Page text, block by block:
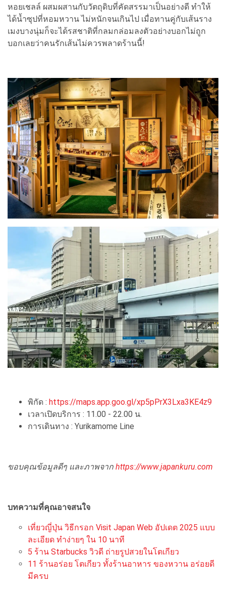
หอยเชลล์ ผสมผสานกับวัตถุดิบที่คัดสรรมาเป็นอย่างดี ทำให้
ได้น้ำซุปที่หอมหวาน ไม่หนักจนเกินไป เมื่อทานคู่กับเส้นราง
เมงบางนุ่มก็จะได้รสชาติที่กลมกล่อมลงตัวอย่างบอกไม่ถูก
บอกเลยว่าคนรักเส้นไม่ควรพลาดร้านนี้!
พิกัด : https://maps.app.goo.gl/xp5pPrX3Lxa3KE4z9
เวลาเปิดบริการ : 11.00 - 22.00 น.
การเดินทาง : Yurikamome Line
ขอบคุณข้อมูลดีๆ และภาพจาก https://www.japankuru.com
บทความที่คุณอาจสนใจ
เที่ยวญี่ปุ่น วิธีกรอก Visit Japan Web อัปเดต 2025 แบบ
ละเอียด ทำง่ายๆ ใน 10 นาที
5 ร้าน Starbucks วิวดี ถ่ายรูปสวยในโตเกียว
11 ร้านอร่อย โตเกียว ทั้งร้านอาหาร ของหวาน อร่อยดี
มีครบ